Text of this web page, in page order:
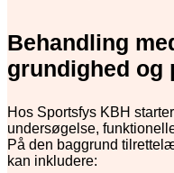
Behandling
grundighed og
Hos Sportsfys KBH
undersøgelse,
På den baggrund
kan inkludere: